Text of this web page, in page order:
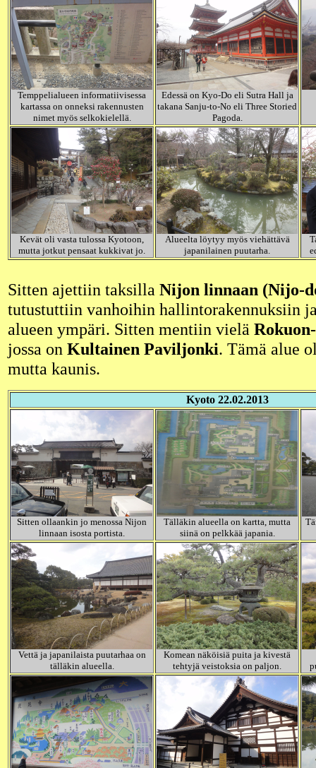
Temppelialueen informatiivisessa
kartassa on onneksi rakennusten
nimet myös selkokielellä.
Edessä on Kyo-Do eli Sutra Hall ja
takana Sanju-to-No eli Three Storied
Pagoda.
Kevät oli vasta tulossa Kyotoon,
mutta jotkut pensaat kukkivat jo.
Alueelta löytyy myös viehättävä
japanilainen puutarha.
Sitten ajettiin taksilla Nijon linnaan (Nijo-
tutustuttiin vanhoihin hallintorakennuksiin
alueen ympäri. Sitten mentiin vielä
jossa on Kultainen Paviljonki. Tämä alue
mutta kaunis.
Kyoto 22.02.2013
Sitten ollaankin jo menossa Nijon
linnaan isosta portista.
Tälläkin alueella on kartta, mutta
siinä on pelkkää japania.
Vettä ja japanilaista puutarhaa on
tälläkin alueella.
Komean näköisiä puita ja kivestä
tehtyjä veistoksia on paljon.